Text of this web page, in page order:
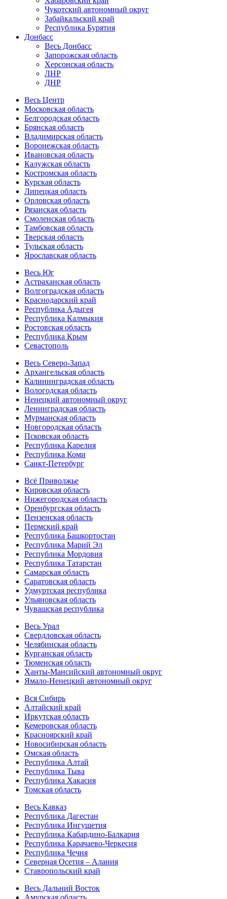
Чукотский автономный округ
Забайкальский край
Республика Бурятия
Донбасс
Весь Донбасс
Запорожская область
Херсонская область
ЛНР
ДНР
Весь Центр
Московская область
Белгородская область
Брянская область
Владимирская область
Воронежская область
Ивановская область
Калужская область
Костромская область
Курская область
Липецкая область
Орловская область
Рязанская область
Смоленская область
Тамбовская область
Тверская область
Тульская область
Ярославская область
Весь Юг
Астраханская область
Волгоградская область
Краснодарский край
Республика Адыгея
Республика Калмыкия
Ростовская область
Республика Крым
Севастополь
Весь Северо-Запад
Архангельская область
Калининградская область
Вологодская область
Ненецкий автономный округ
Ленинградская область
Мурманская область
Новгородская область
Псковская область
Республика Карелия
Республика Коми
Санкт-Петербург
Всё Приволжье
Кировская область
Нижегородская область
Оренбургская область
Пензенская область
Пермский край
Республика Башкортостан
Республика Марий Эл
Республика Мордовия
Республика Татарстан
Самарская область
Саратовская область
Удмуртская республика
Ульяновская область
Чувашская республика
Весь Урал
Свердловская область
Челябинская область
Курганская область
Тюменская область
Ханты-Мансийский автономный округ
Ямало-Ненецкий автономный округ
Вся Сибирь
Алтайский край
Иркутская область
Кемеровская область
Красноярский край
Новосибирская область
Омская область
Республика Алтай
Республика Тыва
Республика Хакасия
Томская область
Весь Кавказ
Республика Дагестан
Республика Ингушетия
Республика Кабардино-Балкария
Республика Карачаево-Черкесия
Республика Чечня
Северная Осетия – Алания
Ставропольский край
Весь Дальний Восток
Амурская область